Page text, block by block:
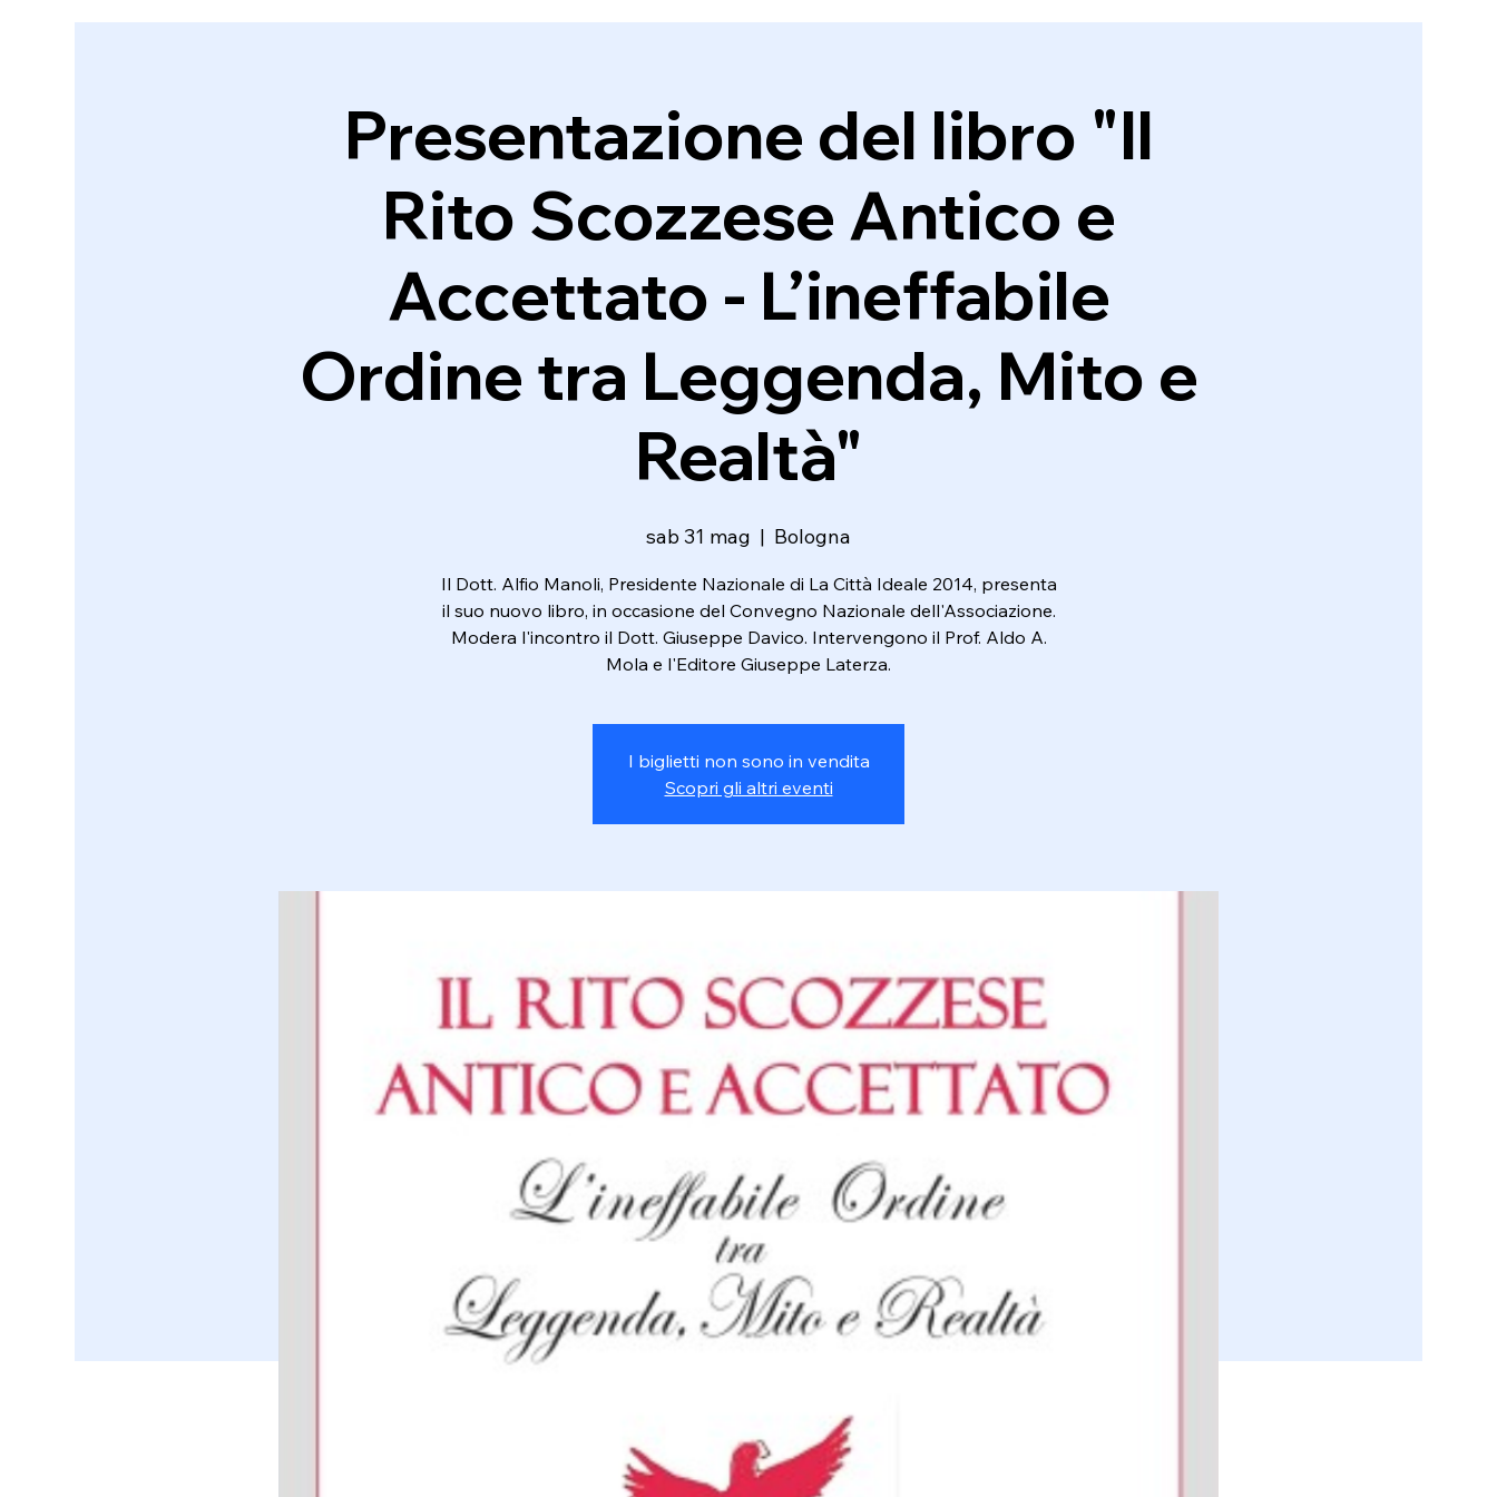
Presentazione del libro "Il
Rito Scozzese Antico e
Accettato - L’ineffabile
Ordine tra Leggenda, Mito e
Realtà"
sab 31 mag
  |
Bologna
Il Dott. Alfio Manoli, Presidente Nazionale di La Città Ideale 2014, presenta
il suo nuovo libro, in occasione del Convegno Nazionale dell'Associazione.
Modera l'incontro il Dott. Giuseppe Davico. Intervengono il Prof. Aldo A.
Mola e l'Editore Giuseppe Laterza.
I biglietti non sono in vendita
Scopri gli altri eventi